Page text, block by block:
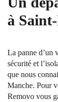
à
La panne d’un
sécurité et
que nous
Manche. Pour
Removo vous